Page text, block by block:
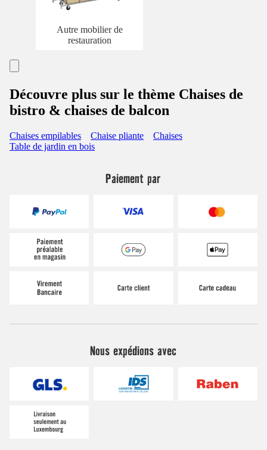
Autre mobilier de
restauration
Découvre plus sur le thème Chaises de
bistro & chaises de balcon
Chaises empilables Chaise pliante
Chaises
Table de jardin en bois
Paiement par
Nous expédions avec